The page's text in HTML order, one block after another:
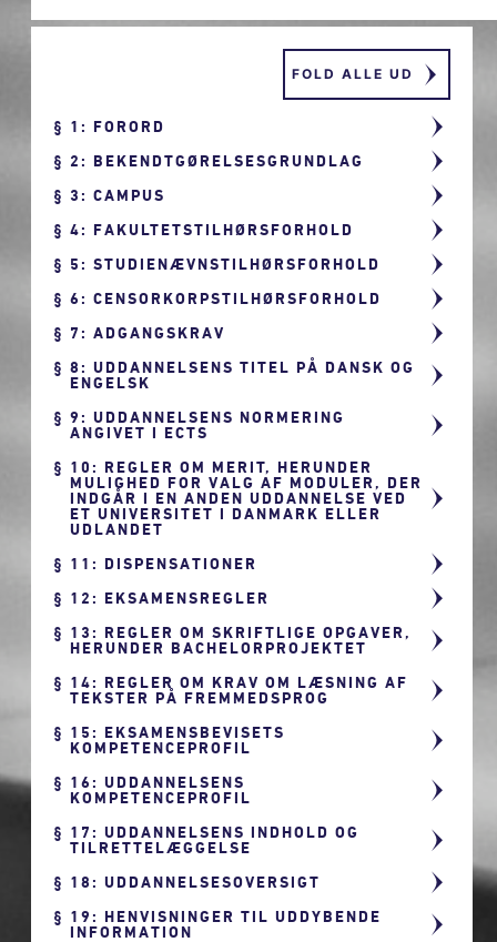
FOLD ALLE UD
1: FORORD
2: BEKENDTGØRELSESGRUNDLAG
3: CAMPUS
4: FAKULTETSTILHØRSFORHOLD
5: STUDIENÆVNSTILHØRSFORHOLD
6: CENSORKORPSTILHØRSFORHOLD
7: ADGANGSKRAV
8: UDDANNELSENS TITEL PÅ DANSK OG
ENGELSK
9: UDDANNELSENS NORMERING
ANGIVET I ECTS
10: REGLER OM MERIT, HERUNDER
MULIGHED FOR VALG AF MODULER, DER
INDGÅR I EN ANDEN UDDANNELSE VED
ET UNIVERSITET I DANMARK ELLER
UDLANDET
11: DISPENSATIONER
12: EKSAMENSREGLER
13: REGLER OM SKRIFTLIGE OPGAVER,
HERUNDER BACHELORPROJEKTET
14: REGLER OM KRAV OM LÆSNING AF
TEKSTER PÅ FREMMEDSPROG
15: EKSAMENSBEVISETS
KOMPETENCEPROFIL
16: UDDANNELSENS
KOMPETENCEPROFIL
17: UDDANNELSENS INDHOLD OG
TILRETTELÆGGELSE
18: UDDANNELSESOVERSIGT
19: HENVISNINGER TIL UDDYBENDE
INFORMATION